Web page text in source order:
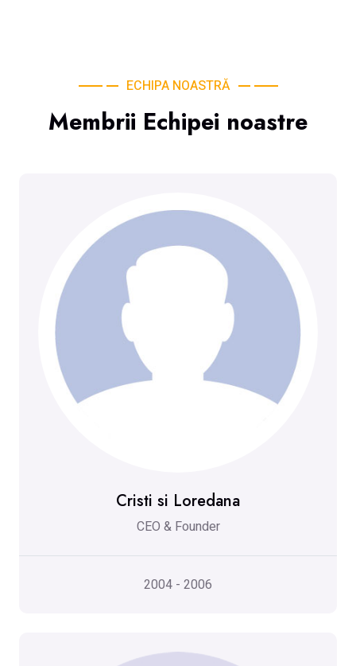
ECHIPA NOASTRĂ
Membrii Echipei noastre
Cristi si Loredana
CEO & Founder
2004 - 2006